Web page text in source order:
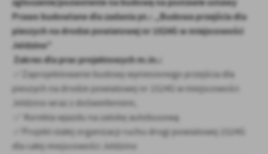
Prawo budowlane dla zadaniapt.: „Budowa przejścia dla
pieszych na drodze powiatowej nr 1524G w miejscowości
Jeldzino”
Zakres dla prac projektowych m.in.:
✅Zaprojektowanie budowy wyniesionego przejścia dla
pieszych na drodze powiatowej nr 1524G w miejscowości
Jeldzino wraz z doświetleniem,
✅ Korekta wjazdu na zatokę autobusową
✅Projekt stałej organizacji ruchu drogi powiatowej 1524G
dla całej miejscowości Jeldzino